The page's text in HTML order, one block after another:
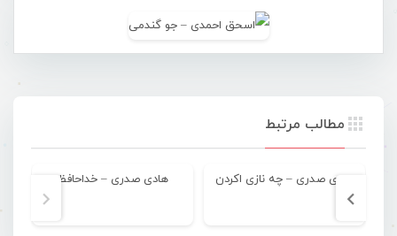
مطالب مرتبط
هادی صدری – چه نازی اکردن هادی صدری – خداحافظ